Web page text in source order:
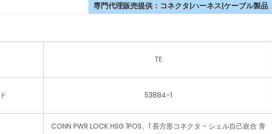
専門代理販売提供：コネクタ|ハーネス|ケーブル製品
TE
53884-1
CONN PWR LOCK HSG 1POS、1 長方形コネクタ - シェル自己嵌合 青